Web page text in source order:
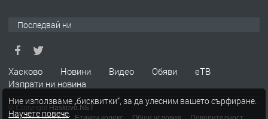
апартамент под наем в кв.
Училищни, гр. Хасково.
Последвай ни
Хасково Новини Видео Обяви
еТВ
Изпрати ни новина
© Copyright Haskovo.NET
Ние използваме „бисквитки“, за да улесним вашето сърфиране.
Научете повече.